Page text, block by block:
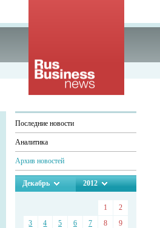
Последние новости
Аналитика
Архив новостей
Декабрь 2012
1
2
3
4 5 6 7 8
9